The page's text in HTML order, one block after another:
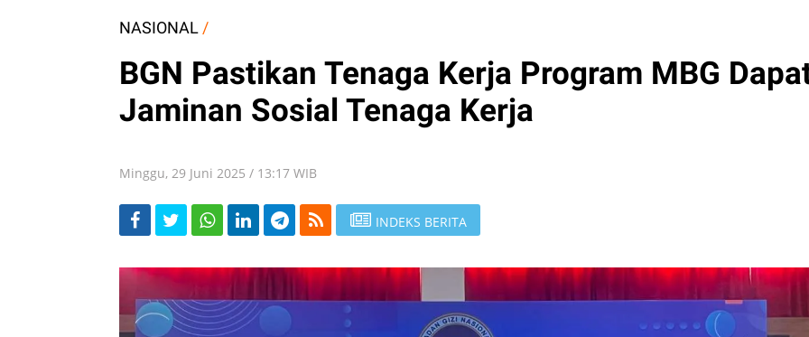
NASIONAL /
BGN Pastikan Tenaga Kerja Program MBG
Jaminan Sosial Tenaga Kerja
Minggu, 29 Juni 2025 / 13:17 WIB
INDEKS BERITA